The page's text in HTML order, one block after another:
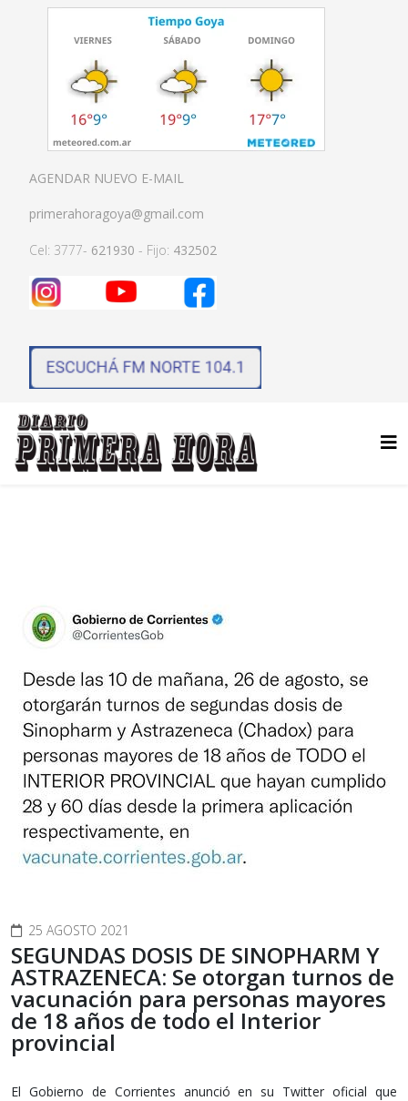
AGENDAR NUEVO E-MAIL
primerahoragoya@gmail.com
Cel: 3777- 621930 - Fijo: 432502
25 AGOSTO 2021
SEGUNDAS DOSIS DE SINOPHARM Y
ASTRAZENECA: Se otorgan turnos de
vacunación para personas mayores
de 18 años de todo el Interior
provincial
El Gobierno de Corrientes anunció en su Twitter oficial que